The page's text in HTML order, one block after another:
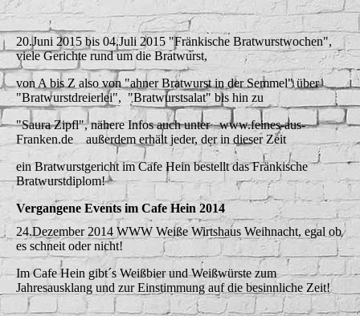
20.Juni 2015 bis 04.Juli 2015 "Fränkische Bratwurstwochen",
viele Gerichte rund um die Bratwurst,
von A bis Z also von "ahner Bratwurst in der Semmel" über
"Bratwurstdreierlei", "Bratwurstsalat" bis hin zu
"Saura Zipfl", nähere Infos auch unter www.feines-aus-
Franken.de außerdem erhält jeder, der in dieser Zeit
ein Bratwurstgericht im Cafe Hein bestellt das Fränkische
Bratwurstdiplom!
Vergangene Events im Cafe Hein 2014
24.Dezember 2014 WWW Weiße Wirtshaus Weihnacht, egal ob
es schneit oder nicht!
Im Cafe Hein gibt´s Weißbier und Weißwürste zum
Jahresausklang und zur Einstimmung auf die besinnliche Zeit!